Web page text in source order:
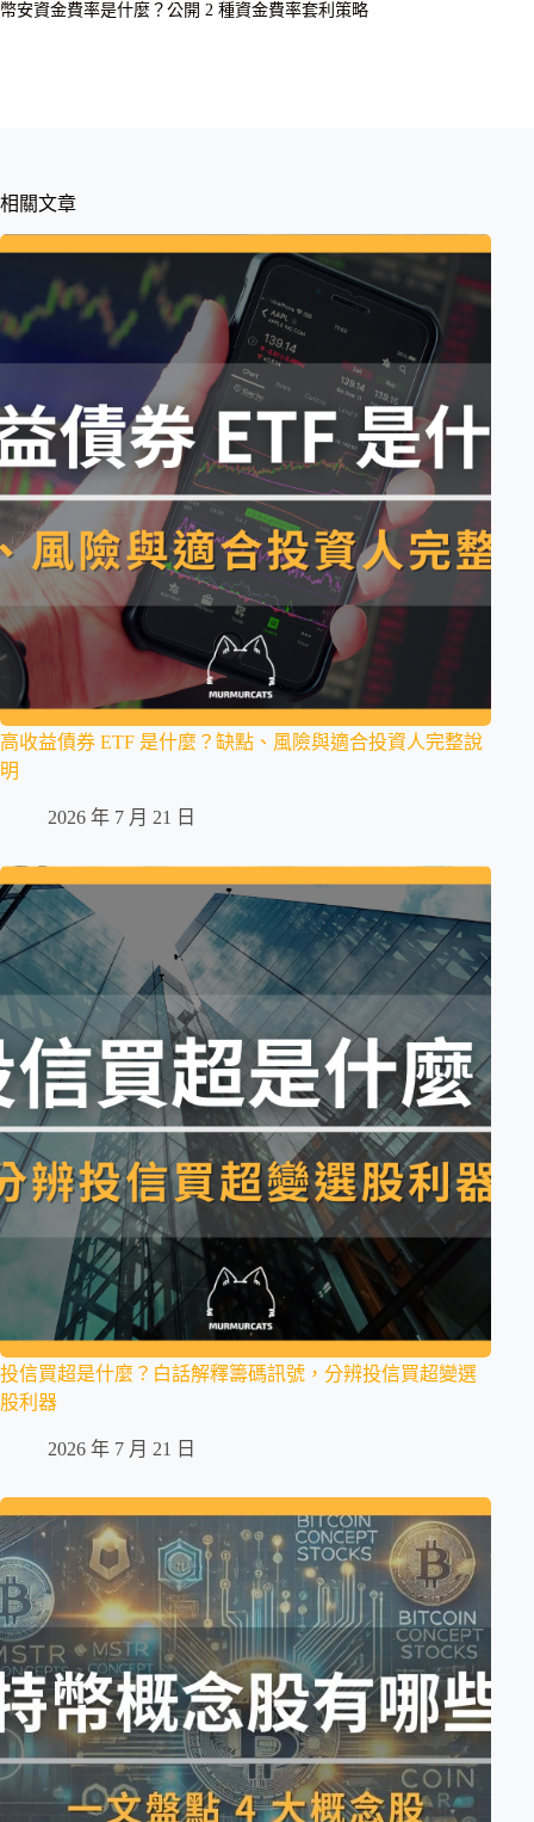
幣安資金費率是什麼？公開 2 種資金費率套利策略
相關文章
高收益債券 ETF 是什麼？缺點、風險與適合投資人完整說
明
2026 年 7 月 21 日
投信買超是什麼？白話解釋籌碼訊號，分辨投信買超變選
股利器
2026 年 7 月 21 日